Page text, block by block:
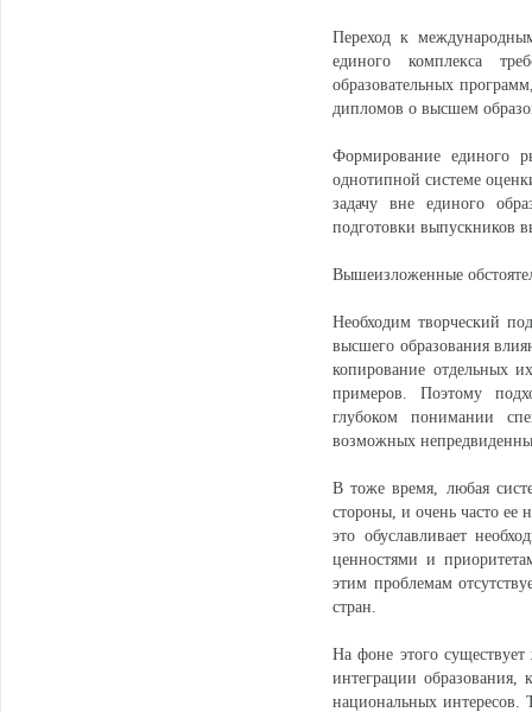
Переход к
единого комплекса
образовательных
дипломов о высшем
Формирование единого
однотипной системе
задачу вне единого
подготовки выпускников
Вышеизложенные
Необходим творческий
высшего образования
копирование отдельных
примеров. Поэтому
глубоком понимании
возможных
В тоже время, любая
стороны, и очень часто ее
это обуславливает
ценностями и
этим проблемам
стран.
На фоне этого существует
интеграции образования,
национальных интересов.